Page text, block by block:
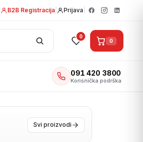
B2B Registracija Prijava
0
0
091 420 3800
Korisnička podrška
Svi proizvodi